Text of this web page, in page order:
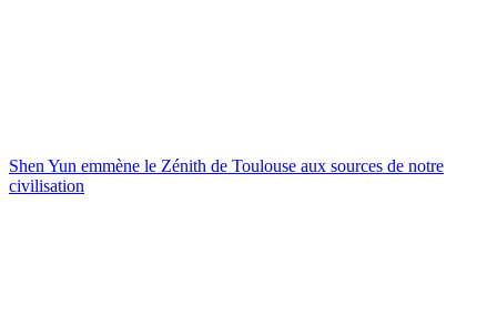
Shen Yun emmène le Zénith de Toulouse aux sources de notre
civilisation